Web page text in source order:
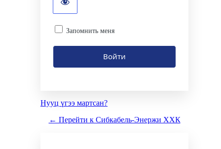
Запомнить меня
Нууц үгээ мартсан?
← Перейти к Сибкабель-Энержи ХХК